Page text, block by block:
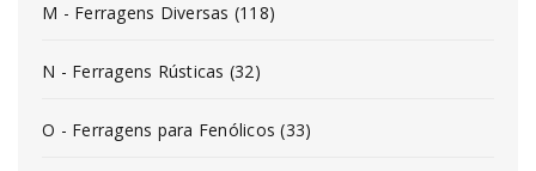
M - Ferragens Diversas (118)
N - Ferragens Rústicas (32)
O - Ferragens para Fenólicos (33)